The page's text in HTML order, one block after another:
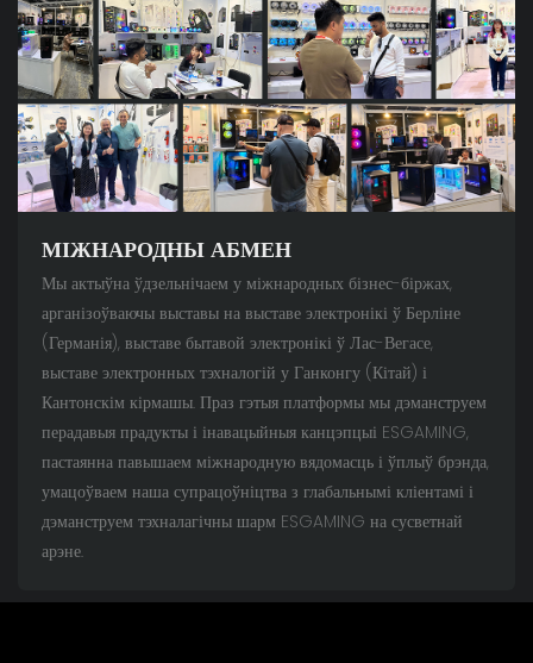
МІЖНАРОДНЫ АБМЕН
Мы актыўна ўдзельнічаем у міжнародных бізнес-біржах,
арганізоўваючы выставы на выставе электронікі ў Берліне
(Германія), выставе бытавой электронікі ў Лас-Вегасе,
выставе электронных тэхналогій у Ганконгу (Кітай) і
Кантонскім кірмашы. Праз гэтыя платформы мы дэманструем
перадавыя прадукты і інавацыйныя канцэпцыі ESGAMING,
пастаянна павышаем міжнародную вядомасць і ўплыў брэнда,
умацоўваем наша супрацоўніцтва з глабальнымі кліентамі і
дэманструем тэхналагічны шарм ESGAMING на сусветнай
арэне.